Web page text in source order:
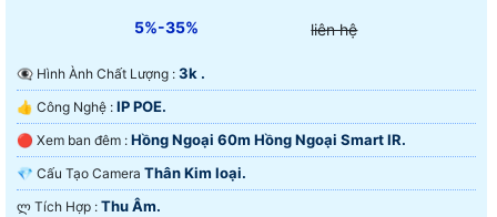
5%-35% liên hệ
👁️‍🗨 Hình Ành Chất Lượng : 3k .
👍 Công Nghệ : IP POE.
🔴 Xem ban đêm : Hồng Ngoại 60m Hồng Ngoại Smart IR.
💎 Cấu Tạo Camera Thân Kim loại.
️ლ Tích Hợp : Thu Âm.